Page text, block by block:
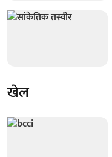
खेल